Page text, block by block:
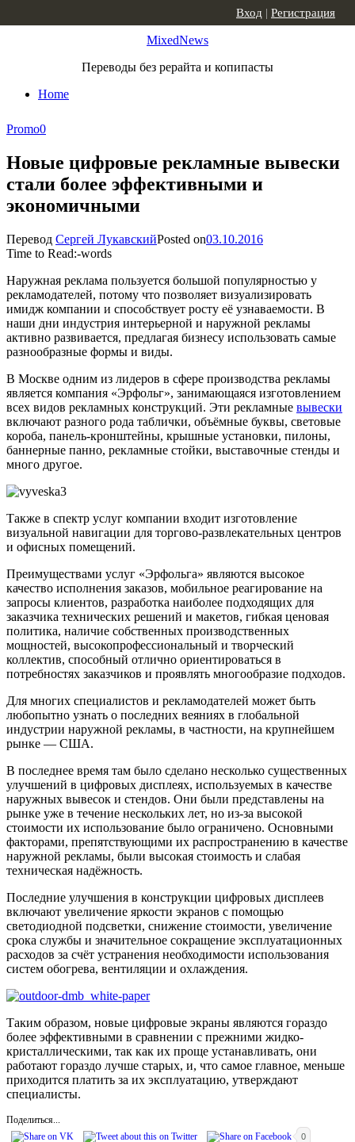
MixedNews
Переводы без рерайта и копипасты
Home
Вход | Регистрация
Promo0
Новые цифровые рекламные вывески
стали более эффективными и
экономичными
Перевод Сергей ЛукавскийPosted on03.10.2016
Time to Read:-words
Наружная реклама пользуется большой популярностью у
рекламодателей, потому что позволяет визуализировать
имидж компании и способствует росту её узнаваемости. В
наши дни индустрия интерьерной и наружной рекламы
активно развивается, предлагая бизнесу использовать самые
разнообразные формы и виды.
В Москве одним из лидеров в сфере производства рекламы
является компания «Эрфольг», занимающаяся изготовлением
всех видов рекламных конструкций. Эти рекламные вывески
включают разного рода таблички, объёмные буквы, световые
короба, панель-кронштейны, крышные установки, пилоны,
баннерные панно, рекламные стойки, выставочные стенды и
много другое.
Также в спектр услуг компании входит изготовление
визуальной навигации для торгово-развлекательных центров
и офисных помещений.
Преимуществами услуг «Эрфольга» являются высокое
качество исполнения заказов, мобильное реагирование на
запросы клиентов, разработка наиболее подходящих для
заказчика технических решений и макетов, гибкая ценовая
политика, наличие собственных производственных
мощностей, высокопрофессиональный и творческий
коллектив, способный отлично ориентироваться в
потребностях заказчиков и проявлять многообразие подходов.
Для многих специалистов и рекламодателей может быть
любопытно узнать о последних веяниях в глобальной
индустрии наружной рекламы, в частности, на крупнейшем
рынке — США.
В последнее время там было сделано несколько существенных
улучшений в цифровых дисплеях, используемых в качестве
наружных вывесок и стендов. Они были представлены на
рынке уже в течение нескольких лет, но из-за высокой
стоимости их использование было ограничено. Основными
факторами, препятствующими их распространению в качестве
наружной рекламы, были высокая стоимость и слабая
техническая надёжность.
Последние улучшения в конструкции цифровых дисплеев
включают увеличение яркости экранов с помощью
светодиодной подсветки, снижение стоимости, увеличение
срока службы и значительное сокращение эксплуатационных
расходов за счёт устранения необходимости использования
систем обогрева, вентиляции и охлаждения.
Таким образом, новые цифровые экраны являются гораздо
более эффективными в сравнении с прежними жидко-
кристаллическими, так как их проще устанавливать, они
работают гораздо лучше старых, и, что самое главное, меньше
приходится платить за их эксплуатацию, утверждают
специалисты.
Поделиться...
0